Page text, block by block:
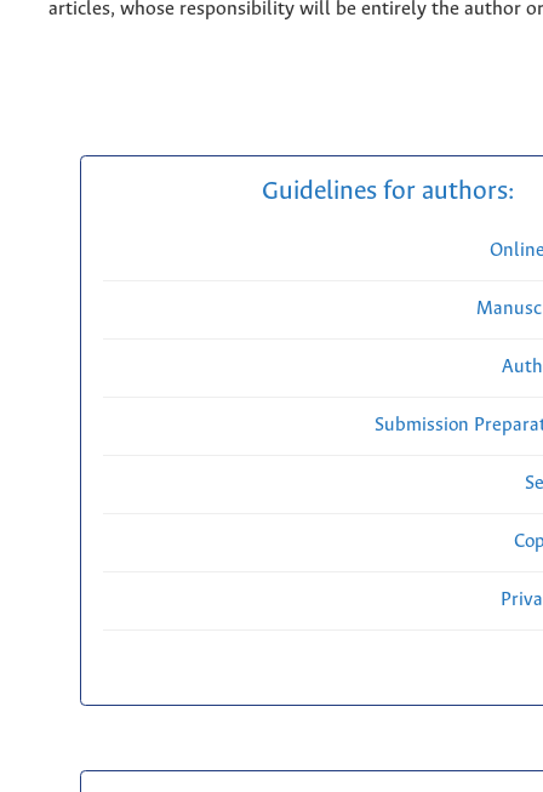
articles, whose responsibility will be entirely the author
Guidelines for authors:
Submission